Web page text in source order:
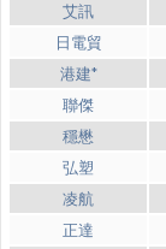
艾訊
日電貿
港建*
聯傑
穩懋
弘塑
凌航
正達